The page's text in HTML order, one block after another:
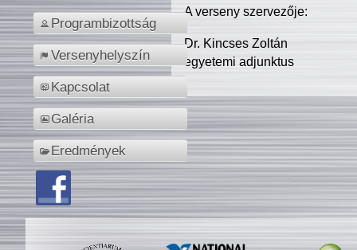
Programbizottság
Versenyhelyszín
Kapcsolat
Galéria
Eredmények
A verseny szervezője:
Dr. Kincses Zoltán
egyetemi adjunktus